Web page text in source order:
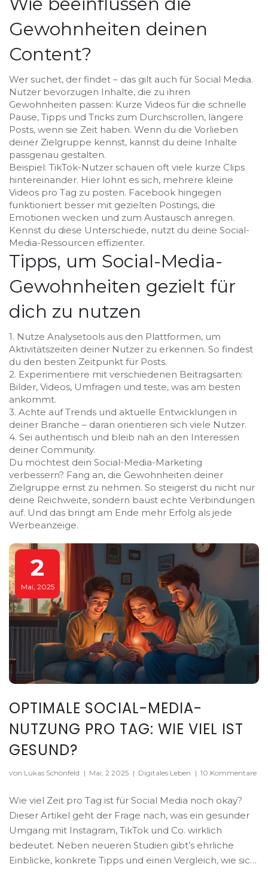
Gewohnheiten deinen
Content?
Wer suchet, der findet – das gilt auch für Social Media.
Nutzer bevorzugen Inhalte, die zu ihren
Gewohnheiten passen: Kurze Videos für die schnelle
Pause, Tipps und Tricks zum Durchscrollen, längere
Posts, wenn sie Zeit haben. Wenn du die Vorlieben
deiner Zielgruppe kennst, kannst du deine Inhalte
passgenau gestalten.
Beispiel: TikTok-Nutzer schauen oft viele kurze Clips
hintereinander. Hier lohnt es sich, mehrere kleine
Videos pro Tag zu posten. Facebook hingegen
funktioniert besser mit gezielten Postings, die
Emotionen wecken und zum Austausch anregen.
Kennst du diese Unterschiede, nutzt du deine Social-
Media-Ressourcen effizienter.
Tipps, um Social-Media-
Gewohnheiten gezielt für
dich zu nutzen
1. Nutze Analysetools aus den Plattformen, um
Aktivitätszeiten deiner Nutzer zu erkennen. So findest
du den besten Zeitpunkt für Posts.
2. Experimentiere mit verschiedenen Beitragsarten:
Bilder, Videos, Umfragen und teste, was am besten
ankommt.
3. Achte auf Trends und aktuelle Entwicklungen in
deiner Branche – daran orientieren sich viele Nutzer.
4. Sei authentisch und bleib nah an den Interessen
deiner Community.
Du möchtest dein Social-Media-Marketing
verbessern? Fang an, die Gewohnheiten deiner
Zielgruppe ernst zu nehmen. So steigerst du nicht nur
deine Reichweite, sondern baust echte Verbindungen
auf. Und das bringt am Ende mehr Erfolg als jede
Werbeanzeige.
2
Mai, 2025
OPTIMALE SOCIAL-MEDIA-
NUTZUNG PRO TAG: WIE VIEL IST
GESUND?
von Lukas Schönfeld | Mai, 2 2025 | Digitales Leben | 10 Kommentare
Wie viel Zeit pro Tag ist für Social Media noch okay?
Dieser Artikel geht der Frage nach, was ein gesunder
Umgang mit Instagram, TikTok und Co. wirklich
bedeutet. Neben neueren Studien gibt’s ehrliche
Einblicke, konkrete Tipps und einen Vergleich, wie sich